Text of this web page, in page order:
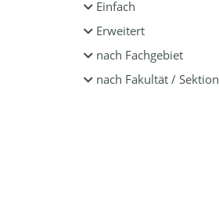
Einfach
Erweitert
nach Fachgebiet
nach Fakultät / Sektion